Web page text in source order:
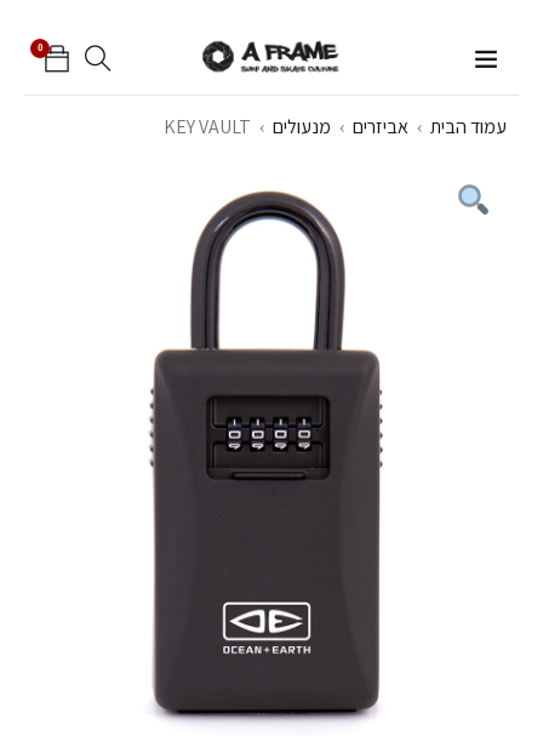
0
עמוד הבית › אביזרים › מנעולים ›
KEY VAULT